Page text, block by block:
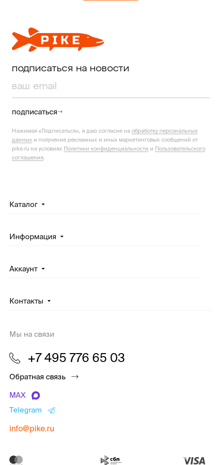
подписаться на новости
подписаться
Нажимая «Подписаться», я даю согласие на обработку персональных
данных и получение рекламных и иных маркетинговых сообщений от
pike.ru на условиях Политики конфиденциальности и Пользовательского
соглашения
Каталог
Информация
Аккаунт
Контакты
Мы на связи
+7 495 776 65 03
Обратная связь
MAX
Telegram
info@pike.ru